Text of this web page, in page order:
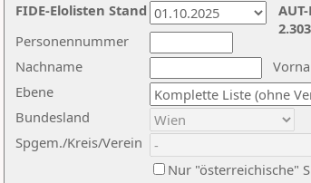
Nachname
Ebene
Personennummer
Bundesland
Spgem./Kreis/Verein
Nur "österreichische"
2.303
FIDE-Elolisten Stand